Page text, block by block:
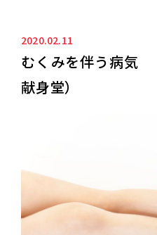
2020.02.11
むくみを伴う病
献身堂）